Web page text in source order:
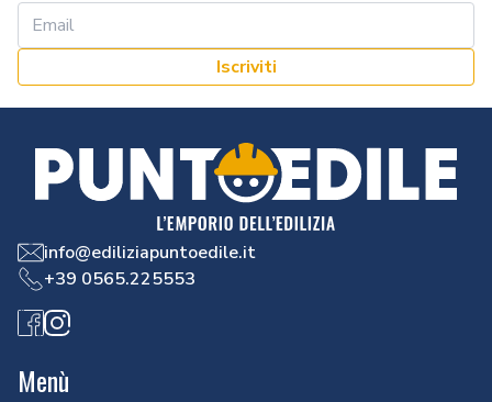
Iscriviti
info@ediliziapuntoedile.it
+39 0565.225553
Facebook
Instagram
Menù